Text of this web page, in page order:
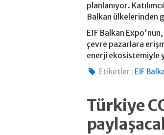
planlanıyor.
Balkan ülkelerinden
EIF Balkan
çevre pazarlara
enerji ekosistemiyle
Etiketler : EIF
Türkiye